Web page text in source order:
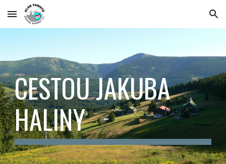
Skip to main content Skip to navigation
CESTOU JAKUBA
HALINY